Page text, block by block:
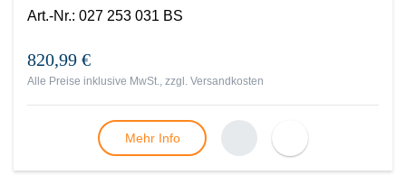
Art.-Nr.: 027 253 031 BS
820,99 €
Alle Preise inklusive MwSt., zzgl. Versandkosten
Mehr Info